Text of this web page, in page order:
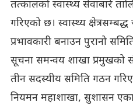
तत्कालको स्वास्थ्य सेवाबारे
गरिएको छ। स्वास्थ्य
प्रभावकारी बनाउन पुरानो
सूचना समन्वय शाखा प्रमुखको
तीन सदस्यीय समिति गठन
नियमन महाशाखा, सुशासन